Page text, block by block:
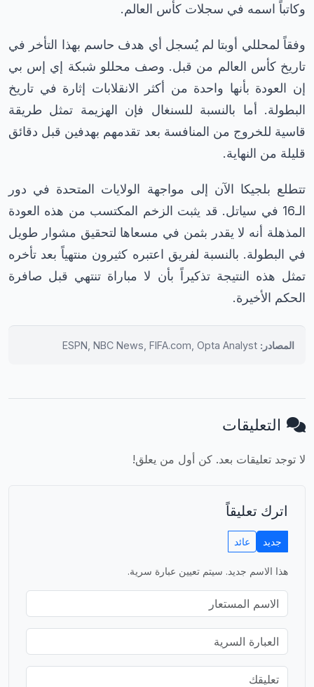
وكاتباً اسمه في سجلات كأس العالم.
وفقاً لمحللي أوبتا لم يُسجل أي هدف حاسم بهذا التأخر في
تاريخ كأس العالم من قبل. وصف محللو شبكة إي إس بي
إن العودة بأنها واحدة من أكثر الانقلابات إثارة في تاريخ
البطولة. أما بالنسبة للسنغال فإن الهزيمة تمثل طريقة
قاسية للخروج من المنافسة بعد تقدمهم بهدفين قبل دقائق
قليلة من النهاية.
تتطلع بلجيكا الآن إلى مواجهة الولايات المتحدة في دور
الـ16 في سياتل. قد يثبت الزخم المكتسب من هذه العودة
المذهلة أنه لا يقدر بثمن في مسعاها لتحقيق مشوار طويل
في البطولة. بالنسبة لفريق اعتبره كثيرون منتهياً بعد تأخره
تمثل هذه النتيجة تذكيراً بأن لا مباراة تنتهي قبل صافرة
الحكم الأخيرة.
المصادر:
التعليقات
لا توجد تعليقات بعد. كن أول من يعلق!
اترك تعليقاً
جديد عائد
هذا الاسم جديد. سيتم تعيين عبارة سرية.